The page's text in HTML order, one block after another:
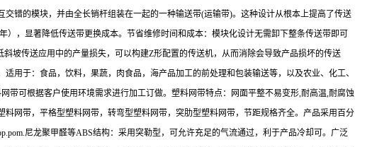
错的模块，并由全长销杆组装在一起的一种输送带(运输带)。这种设计从根本上提高了传送
，显著降低传送带更换成本。节省维修时间和成本：模块化设计无需卸下整条传送带即可
坡传送应用中的产量损失，可以构建Z形配置的传送机，从而消除会导致产品损坏的传送
用于：食品，饮料，果蔬，肉食品，海产品加工的前处理和包装输送等，以及农业、化工、
可根据客户使用环境需求进行加工订做。塑料网带特点：网面平整不易变形,耐高温,耐腐蚀
网带，平格型塑料网带，转弯型塑料网带，突肋型塑料网带，节距规格齐全。产品采用百分
尼龙聚甲醛等ABS结构：采用突勒型，可允许充足的气流通过，利于产品冷却可。广泛